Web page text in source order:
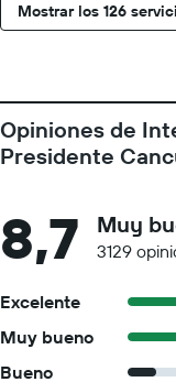
Mostrar los 126
Opiniones de
Presidente
8,7 Muy
3129
Excelente
Muy bueno
Bueno